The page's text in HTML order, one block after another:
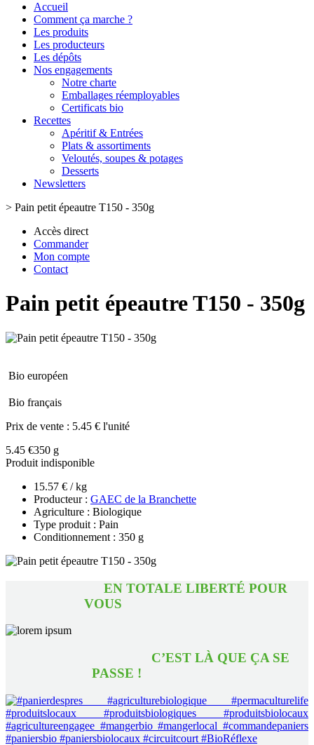
Accueil
Comment ça marche ?
Les produits
Les producteurs
Les dépôts
Nos engagements
Notre charte
Emballages réemployables
Certificats bio
Recettes
Apéritif & Entrées
Plats & assortiments
Veloutés, soupes & potages
Desserts
Newsletters
> Pain petit épeautre T150 - 350g
Accès direct
Commander
Mon compte
Contact
Pain petit épeautre T150 - 350g
Bio européen
Bio français
Prix de vente : 5.45 € l'unité
5.45 €350 g
Produit indisponible
15.57 € / kg
Producteur : GAEC de la Branchette
Agriculture : Biologique
Type produit : Pain
Conditionnement : 350 g
EN TOTALE LIBERTÉ POUR
VOUS
C’EST LÀ QUE ÇA SE
PASSE !